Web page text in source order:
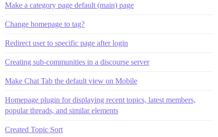
Make a category page default (main) page
Change homepage to tag?
Redirect user to specific page after login
Creating sub-communities in a discourse server
Make Chat Tab the default view on Mobile
Homepage plugin for displaying recent topics, latest members,
popular threads, and similar elements
Created Topic Sort